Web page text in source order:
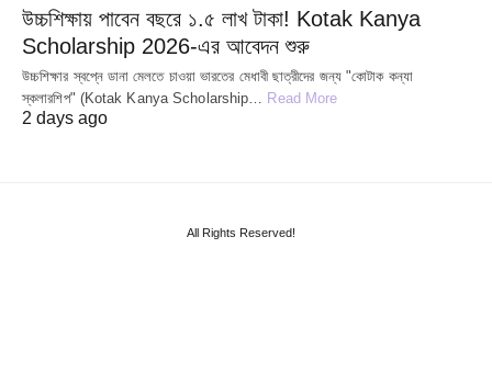
উচ্চশিক্ষায় পাবেন বছরে ১.৫ লাখ টাকা! Kotak Kanya
Scholarship 2026-এর আবেদন শুরু
উচ্চশিক্ষার স্বপ্নে ডানা মেলতে চাওয়া ভারতের মেধাবী ছাত্রীদের জন্য "কোটাক কন্যা
স্কলারশিপ" (Kotak Kanya Scholarship… Read More
2 days ago
All Rights Reserved!